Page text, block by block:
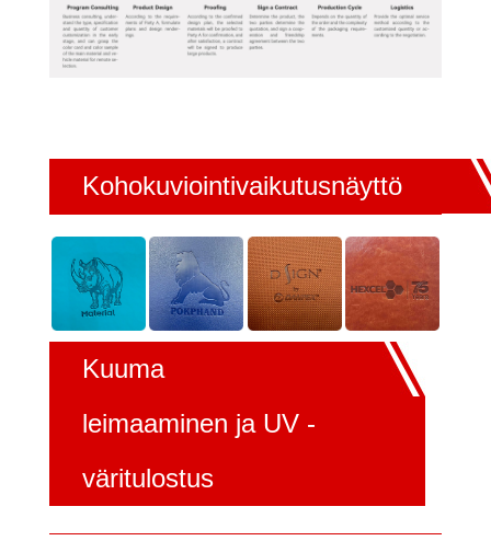
Kohokuviointivaikutusnäyttö
Kuuma
leimaaminen ja UV -
väritulostus